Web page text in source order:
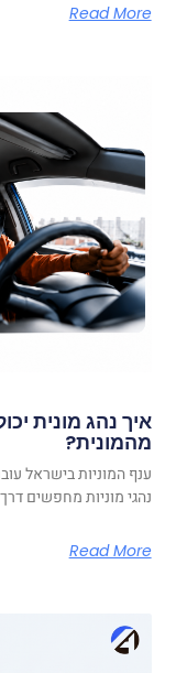
Read More
איך נהג מונית
מהמונית?
ענף המוניות בישראל
נהגי מוניות מחפשים
Read More